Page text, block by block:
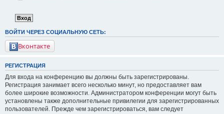
ВОЙТИ ЧЕРЕЗ СОЦИАЛЬНУЮ СЕТЬ:
Вконтакте
РЕГИСТРАЦИЯ
Для входа на конференцию вы должны быть зарегистрированы.
Регистрация занимает всего несколько минут, но предоставляет вам
более широкие возможности. Администратором конференции могут быть
установлены также дополнительные привилегии для зарегистрированных
пользователей. Прежде чем зарегистрироваться, вам следует